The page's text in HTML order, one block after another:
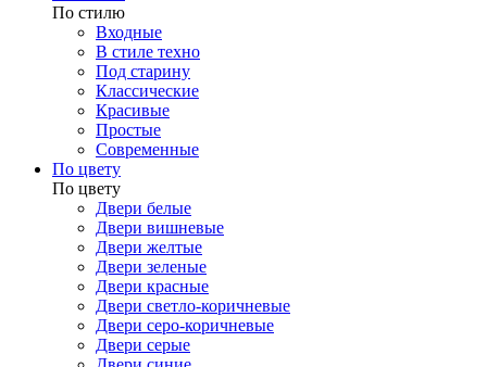
По стилю
Входные
В стиле техно
Под старину
Классические
Красивые
Простые
Современные
По цвету
По цвету
Двери белые
Двери вишневые
Двери желтые
Двери зеленые
Двери красные
Двери светло-коричневые
Двери серо-коричневые
Двери серые